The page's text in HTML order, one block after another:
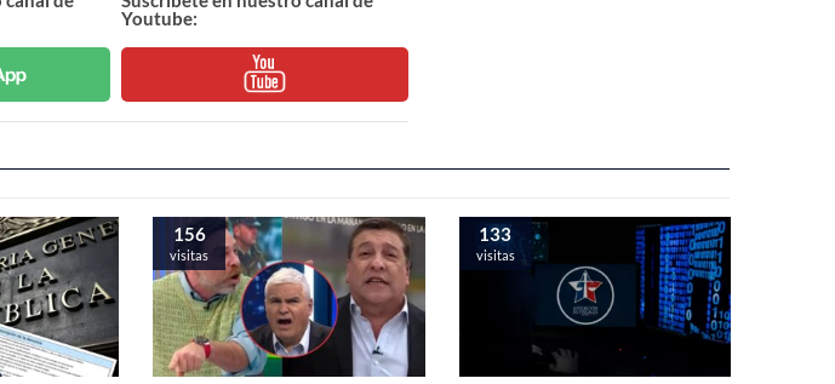
Youtube:
156
visitas
133
visitas